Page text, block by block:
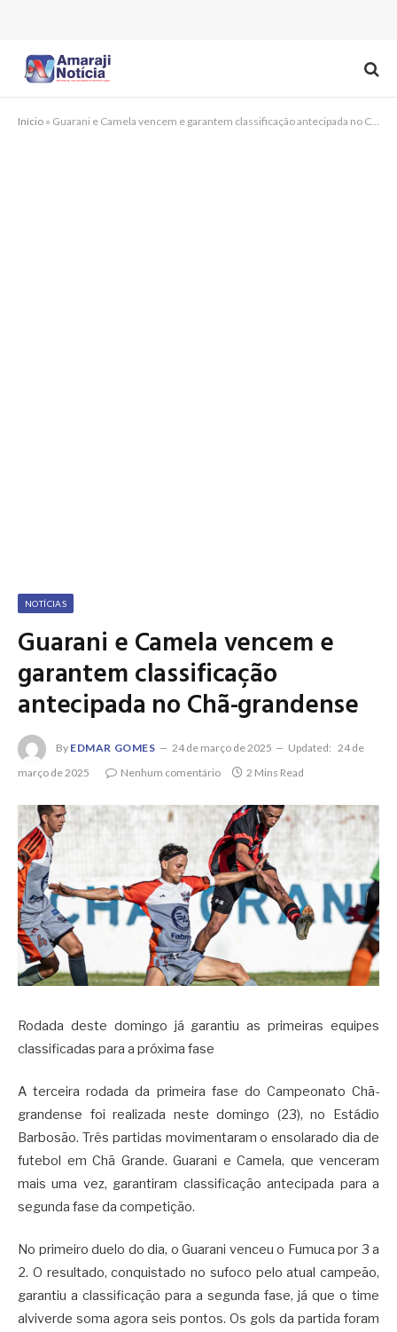
Início » Guarani e Camela vencem e garantem classificação antecipada no Chã-grandense
NOTÍCIAS
Guarani e Camela vencem e
garantem classificação
antecipada no Chã-grandense
By EDMAR GOMES 24 de março de 2025 Updated: 24 de
março de 2025
Nenhum comentário 2 Mins Read
Rodada deste domingo já garantiu as primeiras equipes
classificadas para a próxima fase
A terceira rodada da primeira fase do Campeonato Chã-
grandense foi realizada neste domingo (23), no Estádio
Barbosão. Três partidas movimentaram o ensolarado dia de
futebol em Chã Grande. Guarani e Camela, que venceram
mais uma vez, garantiram classificação antecipada para a
segunda fase da competição.
No primeiro duelo do dia, o Guarani venceu o Fumuca por 3 a
2. O resultado, conquistado no sufoco pelo atual campeão,
garantiu a classificação para a segunda fase, já que o time
alviverde soma agora seis pontos. Os gols da partida foram